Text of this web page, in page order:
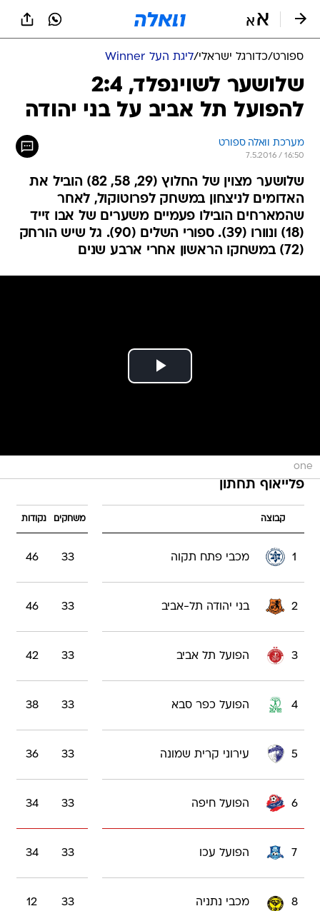
ספורט/כדורגל ישראלי/ליגת העל Winner
שלושער לשוינפלד, 2:4
להפועל תל אביב על בני יהודה
מערכת וואלה ספורט
7.5.2016 / 16:50
שלושער מצוין של החלוץ (29, 58, 82) הוביל את
האדומים לניצחון במשחק לפרוטוקול, לאחר
שהמארחים הובילו פעמיים משערים של אבו זייד
(18) ונוורו (39). ספורי השלים (90). גל שיש הורחק
(72) במשחקו הראשון אחרי ארבע שנים
one
פלייאוף תחתון
קבוצה משחקים נקודות
1 מכבי פתח תקוה 33
46
2 בני יהודה תל-אביב 33
46
3 הפועל תל אביב 33
42
4 הפועל כפר סבא 33
38
5 עירוני קרית שמונה 33
36
6 הפועל חיפה 33
34
7 הפועל עכו 33
34
8 מכבי נתניה 33
12